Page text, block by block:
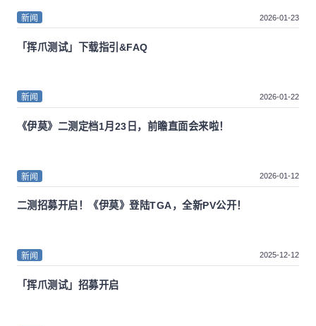
新闻 2026-01-23
「挥爪测试」下载指引&FAQ
新闻 2026-01-22
《伊莫》二测定档1月23日，前瞻直面会来啦！
新闻 2026-01-12
二测招募开启！《伊莫》登陆TGA，全新PV公开！
新闻 2025-12-12
「挥爪测试」招募开启